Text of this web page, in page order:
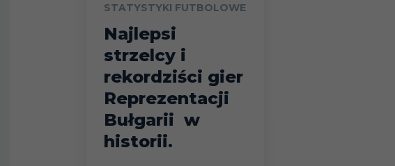
STATYSTYKI FUTBOLOWE
Najlepsi
strzelcy i
rekordziści gier
Reprezentacji
Bułgarii w
historii.